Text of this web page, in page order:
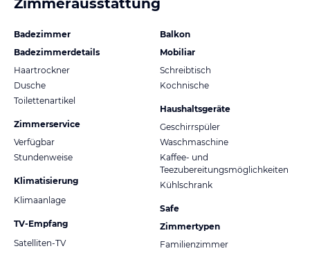
Badezimmer
Badezimmerdetails
Haartrockner
Dusche
Toilettenartikel
Zimmerservice
Verfügbar
Stundenweise
Klimatisierung
Klimaanlage
TV-Empfang
Satelliten-TV
Balkon
Mobiliar
Schreibtisch
Kochnische
Haushaltsgeräte
Geschirrspüler
Waschmaschine
Kaffee- und
Teezubereitungsmöglichkeiten
Kühlschrank
Safe
Zimmertypen
Familienzimmer